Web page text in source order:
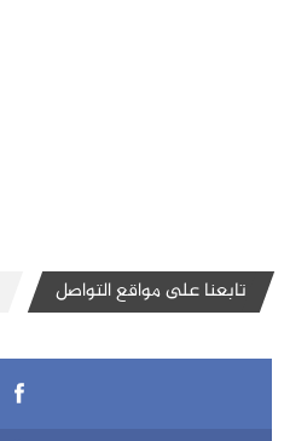
تابعنا على مواقع التواصل